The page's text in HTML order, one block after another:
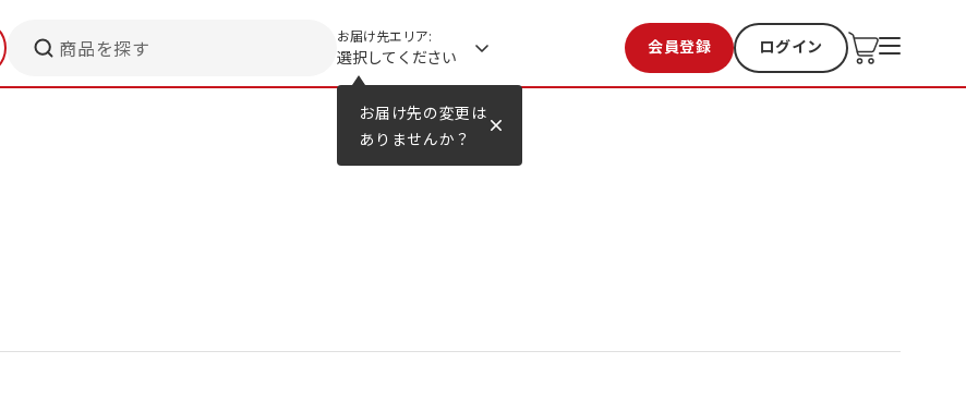
お届け先の変更は
ありませんか？
商品を探す お届け先エリア:
選択してください 会員登録 ログイン
お気に入り 過去購入